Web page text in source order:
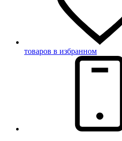
товаров в избранном